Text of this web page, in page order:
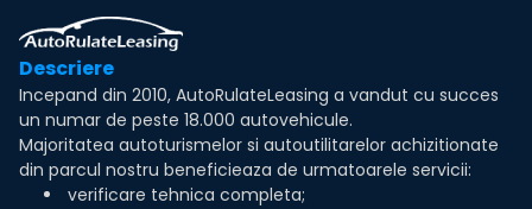
Descriere
Incepand din 2010, AutoRulateLeasing a vandut cu succes
un numar de peste 18.000 autovehicule.
Majoritatea autoturismelor si autoutilitarelor achizitionate
din parcul nostru beneficieaza de urmatoarele servicii:
verificare tehnica completa;